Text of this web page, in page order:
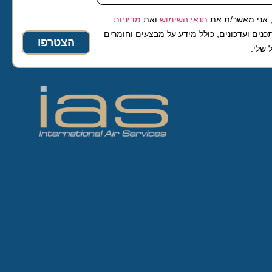
מאשר/ת אתתנאי השימושואת מדיניות
כולל מידע על מבצעים וחומרים
הצטרפו